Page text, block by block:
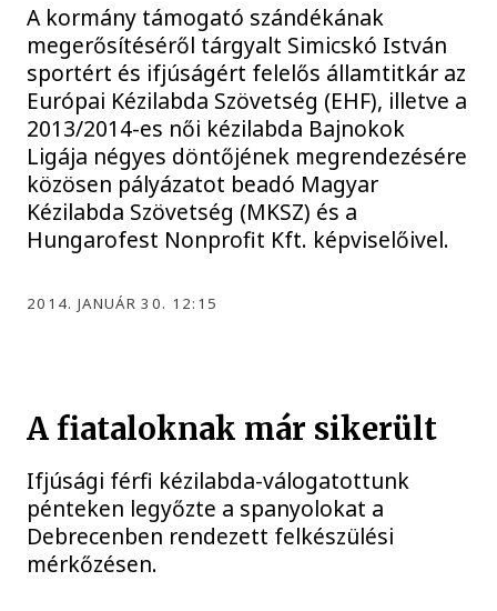
A kormány támogató szándékának
megerősítéséről tárgyalt Simicskó István
sportért és ifjúságért felelős államtitkár az
Európai Kézilabda Szövetség (EHF), illetve a
2013/2014-es női kézilabda Bajnokok
Ligája négyes döntőjének megrendezésére
közösen pályázatot beadó Magyar
Kézilabda Szövetség (MKSZ) és a
Hungarofest Nonprofit Kft. képviselőivel.
2014. JANUÁR 30. 12:15
A fiataloknak már sikerült
Ifjúsági férfi kézilabda-válogatottunk
pénteken legyőzte a spanyolokat a
Debrecenben rendezett felkészülési
mérkőzésen.